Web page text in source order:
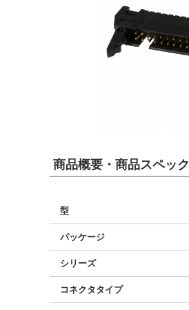
商品概要・商品スペック
型
パッケージ
シリーズ
コネクタタイプ